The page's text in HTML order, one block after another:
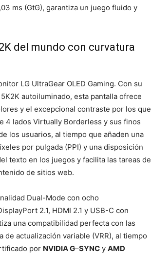
ms (GtG), garantiza un juego fluido y
del mundo con curvatura
LG UltraGear OLED Gaming. Con su
autoiluminado, esta pantalla ofrece
y el excepcional contraste por los que
4 lados Virtually Borderless y sus finos
los usuarios, al tiempo que añaden una
por pulgada (PPI) y una disposición
texto en los juegos y facilita las tareas de
de sitios web.
Dual-Mode con ocho
2.1, HDMI 2.1 y USB-C con
una compatibilidad perfecta con las
actualización variable (VRR), al tiempo
por NVIDIA G–SYNC y AMD